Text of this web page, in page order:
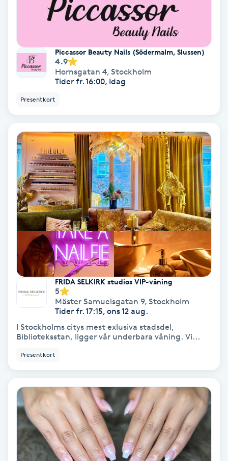
Makeup
Manikyr & Pedikyr
Medial vägledning
Medicinsk massage
Meditation
Medium
Megavolymfransar
Mesoterapi
MicroPen
Microshading
Mixfransar
Nagelförlängning
Piccassor Beauty Nails (Södermalm, Slussen)
4.9
Hornsgatan 4, Stockholm
Tider fr. 16:00, Idag
Presentkort
FRIDA SELKIRK studios VIP-våning
5
Mäster Samuelsgatan 9, Stockholm
Tider fr. 17:15, ons 12 aug.
I Stockholms citys mest exlusiva stadsdel,
Biblioteksstan, ligger vår underbara våning. Vi...
Presentkort